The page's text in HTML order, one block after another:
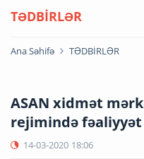
TƏDBİRLƏR
Ana Səhifə TƏDBİRLƏR
ASAN xidmət
rejimində fəaliyyət
14-03-2020 18:06